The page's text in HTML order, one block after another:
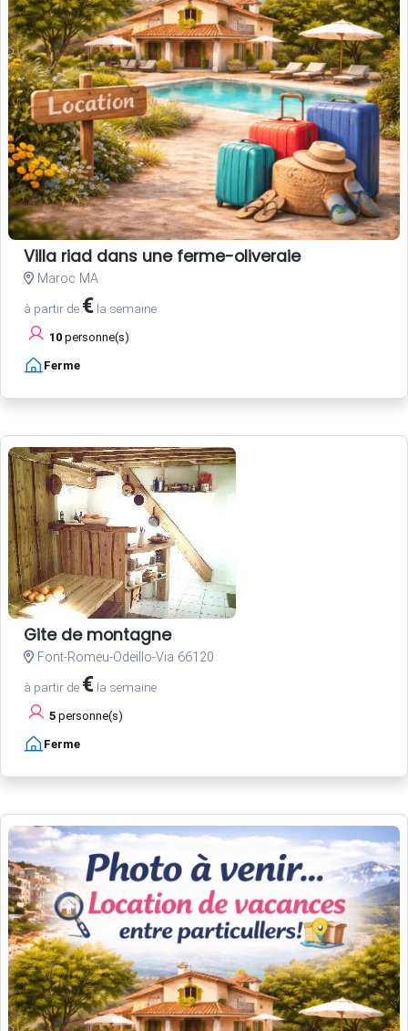
Villa riad dans une ferme-oliveraie
Maroc MA
à partir de € la semaine
10 personne(s)
Ferme
Gite de montagne
Font-Romeu-Odeillo-Via 66120
à partir de € la semaine
5 personne(s)
Ferme